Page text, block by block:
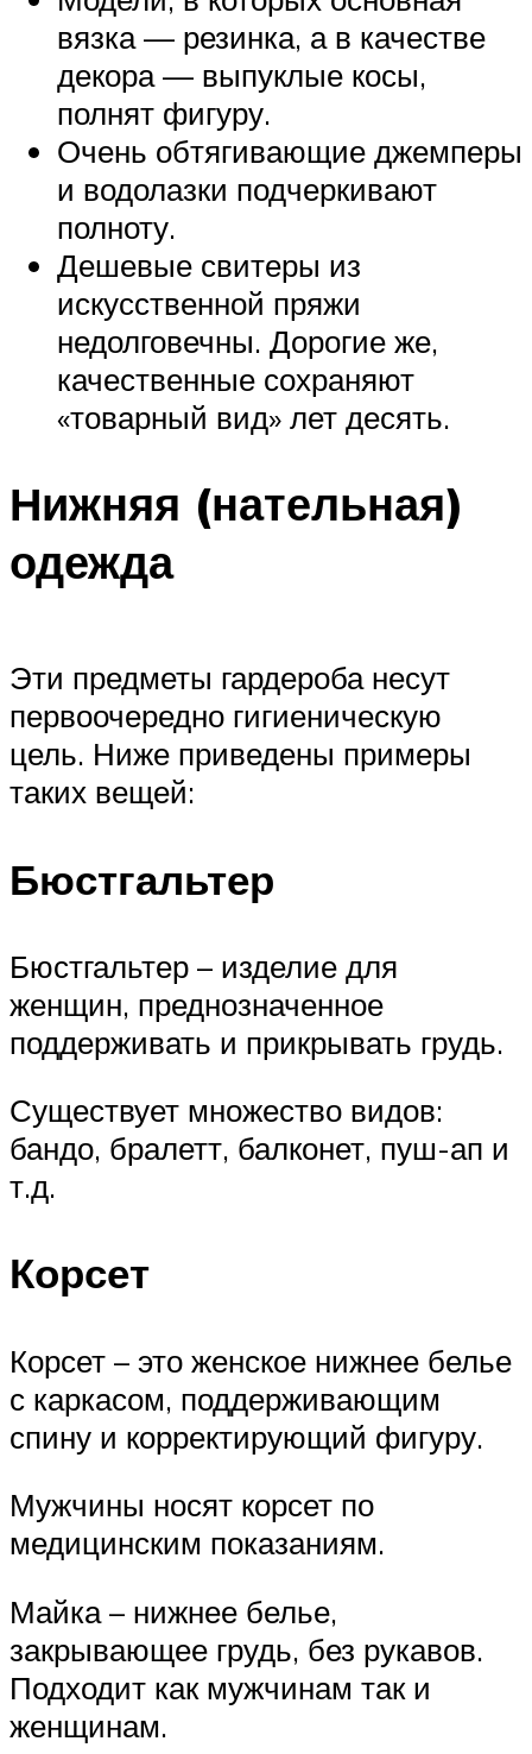
вязка — резинка, а в качестве
декора — выпуклые косы,
полнят фигуру.
Очень обтягивающие джемперы
и водолазки подчеркивают
полноту.
Дешевые свитеры из
искусственной пряжи
недолговечны. Дорогие же,
качественные сохраняют
«товарный вид» лет десять.
Нижняя (нательная)
одежда
Эти предметы гардероба несут
первоочередно гигиеническую
цель. Ниже приведены примеры
таких вещей:
Бюстгальтер
Бюстгальтер – изделие для
женщин, преднозначенное
поддерживать и прикрывать грудь.
Существует множество видов:
бандо, бралетт, балконет, пуш-ап и
т.д.
Корсет
Корсет – это женское нижнее белье
с каркасом, поддерживающим
спину и корректирующий фигуру.
Мужчины носят корсет по
медицинским показаниям.
Майка – нижнее белье,
закрывающее грудь, без рукавов.
Подходит как мужчинам так и
женщинам.